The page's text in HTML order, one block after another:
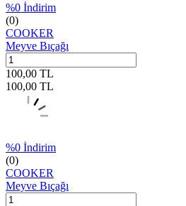
%0 İndirim
(0)
COOKER
Meyve Bıçağı
100,00 TL
100,00 TL
%0 İndirim
(0)
COOKER
Meyve Bıçağı